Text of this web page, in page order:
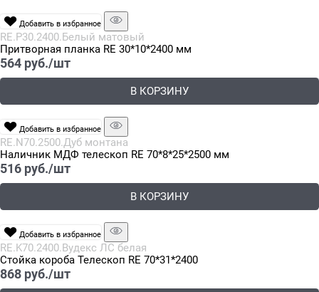
Добавить в избранное
RE.P30.2400.Белый матовый
Притворная планка RE 30*10*2400 мм
564 руб./шт
В КОРЗИНУ
Добавить в избранное
RE.N70.2500.Дуб монтана
Наличник МДФ телескоп RE 70*8*25*2500 мм
516 руб./шт
В КОРЗИНУ
Добавить в избранное
RE.K70.2400.Вудекс ЛС белая
Стойка короба Телескоп RE 70*31*2400
868 руб./шт